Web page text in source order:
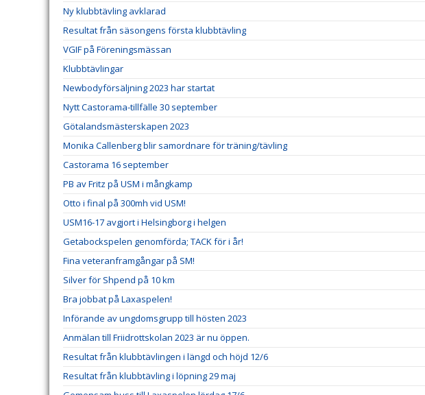
Ny klubbtävling avklarad
Resultat från säsongens första klubbtävling
VGIF på Föreningsmässan
Klubbtävlingar
Newbodyförsäljning 2023 har startat
Nytt Castorama-tillfälle 30 september
Götalandsmästerskapen 2023
Monika Callenberg blir samordnare för träning/tävling
Castorama 16 september
PB av Fritz på USM i mångkamp
Otto i final på 300mh vid USM!
USM16-17 avgjort i Helsingborg i helgen
Getabockspelen genomförda; TACK för i år!
Fina veteranframgångar på SM!
Silver för Shpend på 10 km
Bra jobbat på Laxaspelen!
Införande av ungdomsgrupp till hösten 2023
Anmälan till Friidrottskolan 2023 är nu öppen.
Resultat från klubbtävlingen i längd och höjd 12/6
Resultat från klubbtävling i löpning 29 maj